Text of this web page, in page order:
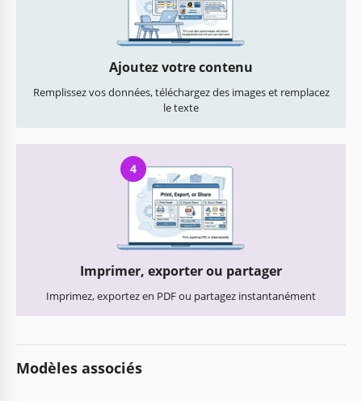
Ajoutez votre contenu
Remplissez vos données, téléchargez des images et remplacez
le texte
4
Imprimer, exporter ou partager
Imprimez, exportez en PDF ou partagez instantanément
Modèles associés